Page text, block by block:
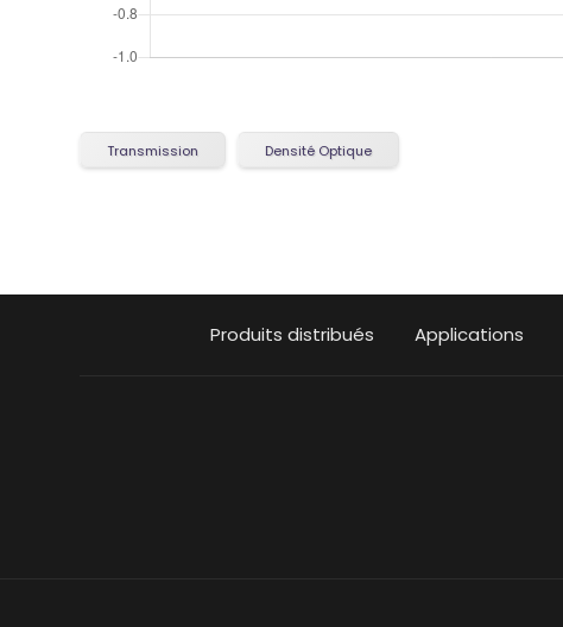
Transmission Densité Optique
Produits distribués Applications